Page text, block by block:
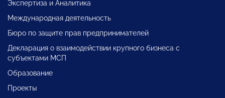
Экспертиза и Аналитика
Международная деятельность
Бюро по защите прав предпринимателей
Декларация о взаимодействии крупного бизнеса с
субъектами МСП
Образование
Проекты